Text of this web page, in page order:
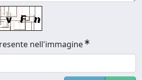
nell'immagine